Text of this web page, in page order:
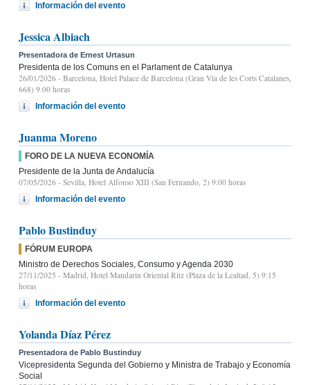
Información del evento
Jessica Albiach
Presentadora de Ernest Urtasun
Presidenta de los Comuns en el Parlament de Catalunya
26/01/2026 - Barcelona, Hotel Palace de Barcelona (Gran Vía de les Corts Catalanes,
668) 9.00 horas
Información del evento
Juanma Moreno
FORO DE LA NUEVA ECONOMÍA
Presidente de la Junta de Andalucía
07/05/2026 - Sevilla, Hotel Alfonso XIII (San Fernando, 2) 9:00 horas
Información del evento
Pablo Bustinduy
FÓRUM EUROPA
Ministro de Derechos Sociales, Consumo y Agenda 2030
27/11/2025 - Madrid, Hotel Mandarin Oriental Ritz (Plaza de la Lealtad, 5) 9:15
horas
Información del evento
Yolanda Díaz Pérez
Presentadora de Pablo Bustinduy
Vicepresidenta Segunda del Gobierno y Ministra de Trabajo y Economía
Social